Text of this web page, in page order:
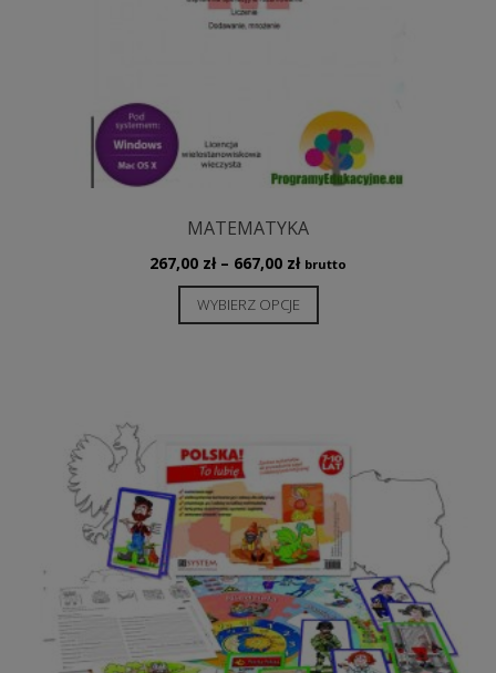
MATEMATYKA
267,00 zł – 667,00 złZakres
cen:
brutto
WYBIERZ OPCJE
produkt
można
wybrać
na
stronie
produktu